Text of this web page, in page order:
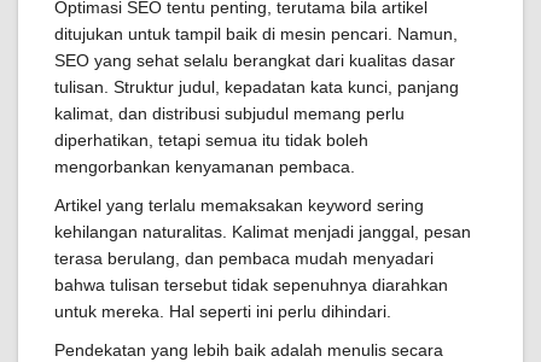
Optimasi SEO tentu penting, terutama bila artikel
ditujukan untuk tampil baik di mesin pencari. Namun,
SEO yang sehat selalu berangkat dari kualitas dasar
tulisan. Struktur judul, kepadatan kata kunci, panjang
kalimat, dan distribusi subjudul memang perlu
diperhatikan, tetapi semua itu tidak boleh
mengorbankan kenyamanan pembaca.
Artikel yang terlalu memaksakan keyword sering
kehilangan naturalitas. Kalimat menjadi janggal, pesan
terasa berulang, dan pembaca mudah menyadari
bahwa tulisan tersebut tidak sepenuhnya diarahkan
untuk mereka. Hal seperti ini perlu dihindari.
Pendekatan yang lebih baik adalah menulis secara